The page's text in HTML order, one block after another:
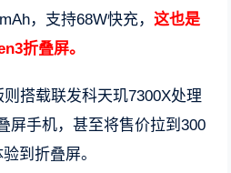
，支持68W快充，这也是
折叠屏。
搭载联发科天玑7300X处理
屏手机，甚至将售价拉到300
到折叠屏。